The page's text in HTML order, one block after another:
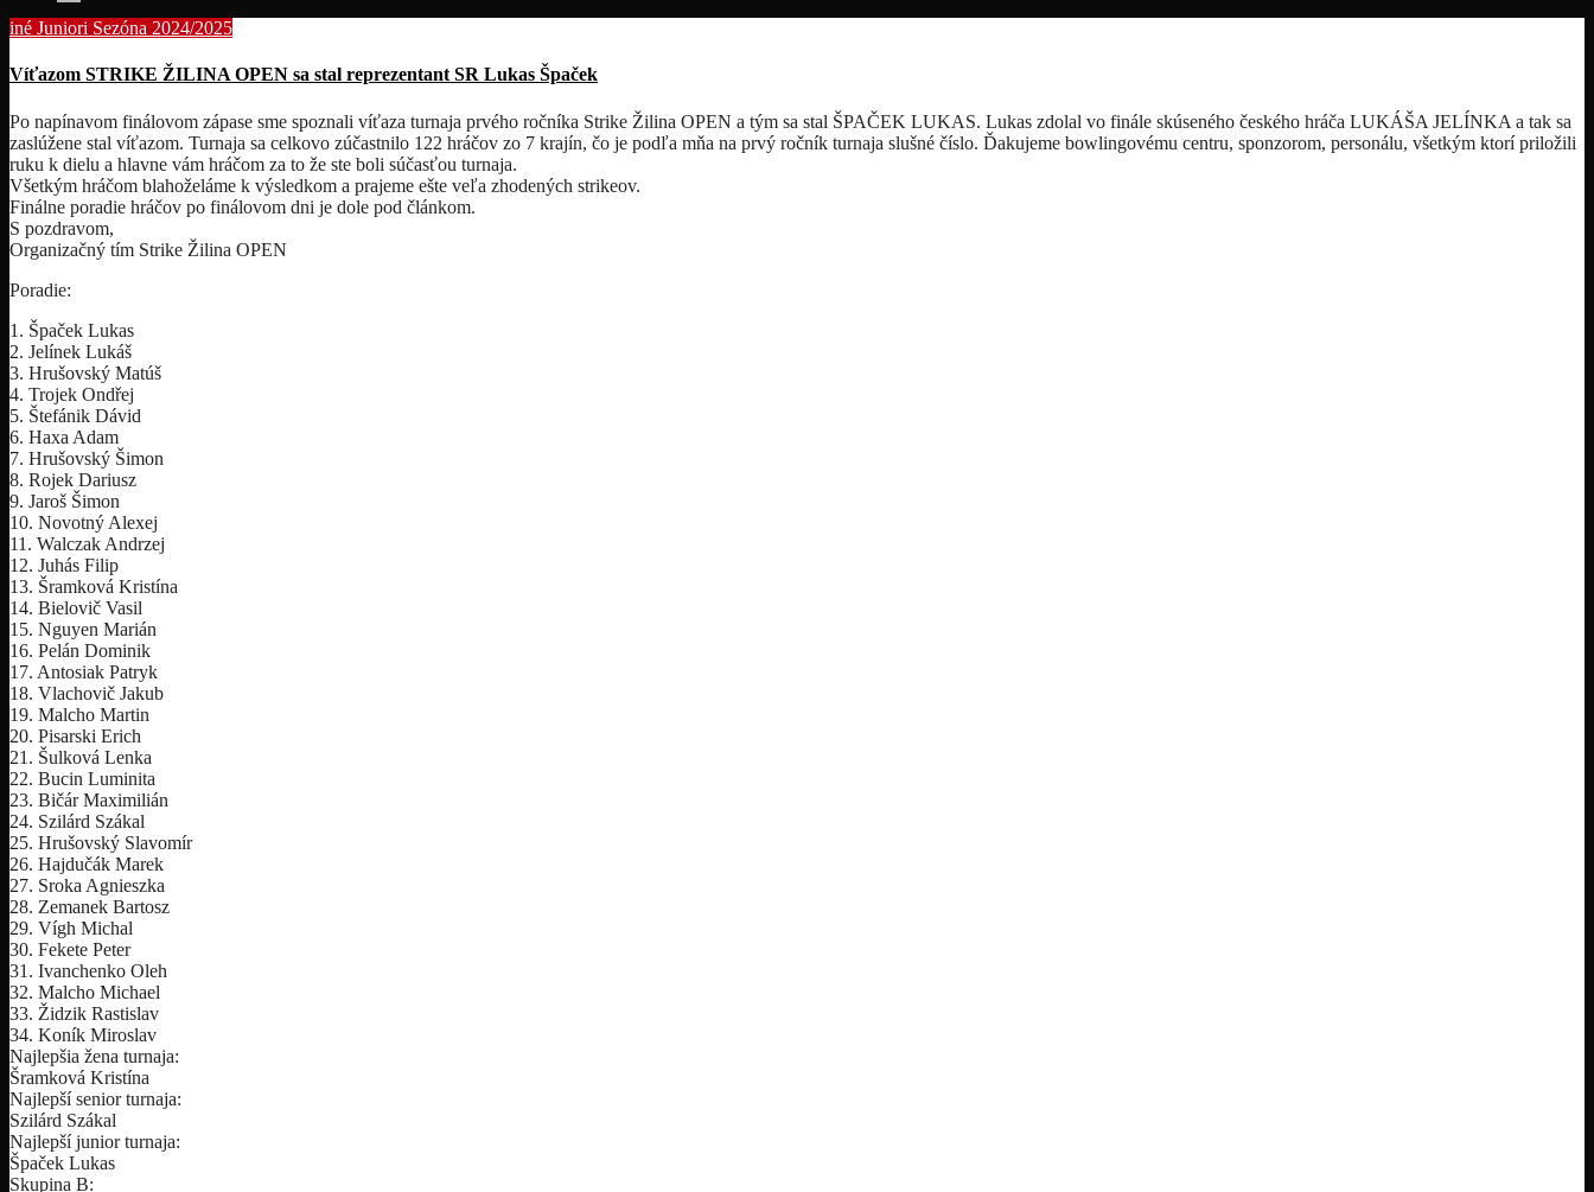
iné Juniori Sezóna 2024/2025
Víťazom STRIKE ŽILINA OPEN sa stal reprezentant SR Lukas Špaček
Po napínavom finálovom zápase sme spoznali víťaza turnaja prvého ročníka Strike Žilina OPEN a tým sa stal ŠPAČEK LUKAS. Lukas zdolal vo finále skúseného českého hráča LUKÁŠA JELÍNKA a tak sa
zaslúžene stal víťazom. Turnaja sa celkovo zúčastnilo 122 hráčov zo 7 krajín, čo je podľa mňa na prvý ročník turnaja slušné číslo. Ďakujeme bowlingovému centru, sponzorom, personálu, všetkým ktorí priložili
ruku k dielu a hlavne vám hráčom za to že ste boli súčasťou turnaja.
Všetkým hráčom blahoželáme k výsledkom a prajeme ešte veľa zhodených strikeov.
Finálne poradie hráčov po finálovom dni je dole pod článkom.
S pozdravom,
Organizačný tím Strike Žilina OPEN
Poradie:
1. Špaček Lukas
2. Jelínek Lukáš
3. Hrušovský Matúš
4. Trojek Ondřej
5. Štefánik Dávid
6. Haxa Adam
7. Hrušovský Šimon
8. Rojek Dariusz
9. Jaroš Šimon
10. Novotný Alexej
11. Walczak Andrzej
12. Juhás Filip
13. Šramková Kristína
14. Bielovič Vasil
15. Nguyen Marián
16. Pelán Dominik
17. Antosiak Patryk
18. Vlachovič Jakub
19. Malcho Martin
20. Pisarski Erich
21. Šulková Lenka
22. Bucin Luminita
23. Bičár Maximilián
24. Szilárd Szákal
25. Hrušovský Slavomír
26. Hajdučák Marek
27. Sroka Agnieszka
28. Zemanek Bartosz
29. Vígh Michal
30. Fekete Peter
31. Ivanchenko Oleh
32. Malcho Michael
33. Židzik Rastislav
34. Koník Miroslav
Najlepšia žena turnaja:
Šramková Kristína
Najlepší senior turnaja:
Szilárd Szákal
Najlepší junior turnaja:
Špaček Lukas
Skupina B: